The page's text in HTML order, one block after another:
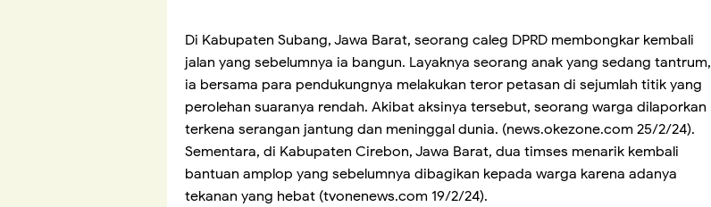
Di Kabupaten Subang, Jawa Barat, seorang caleg DPRD membongkar kembali
jalan yang sebelumnya ia bangun. Layaknya seorang anak yang sedang tantrum,
ia bersama para pendukungnya melakukan teror petasan di sejumlah titik yang
perolehan suaranya rendah. Akibat aksinya tersebut, seorang warga dilaporkan
terkena serangan jantung dan meninggal dunia. (news.okezone.com 25/2/24).
Sementara, di Kabupaten Cirebon, Jawa Barat, dua timses menarik kembali
bantuan amplop yang sebelumnya dibagikan kepada warga karena adanya
tekanan yang hebat (tvonenews.com 19/2/24).